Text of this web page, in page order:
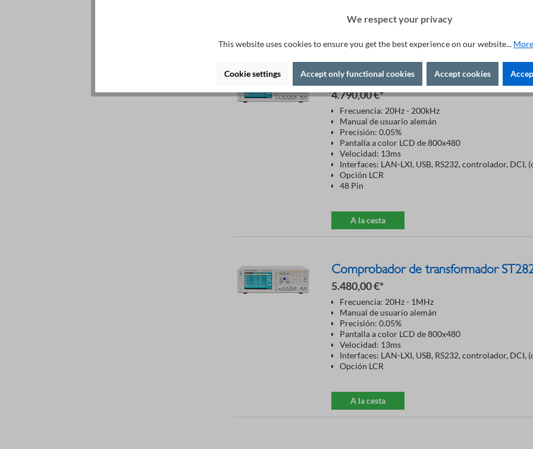
Comprobador de transformador
4.790,00 €*
Frecuencia: 20Hz - 200kHz
Manual de usuario alemán
Precisión: 0.05%
Pantalla a color LCD de 800x480
Velocidad: 13ms
Interfaces: LAN-LXI, USB, RS232, controlador, DCI,
Opción LCR
48 Pin
A la cesta
Comprobador de transformador
5.480,00 €*
Frecuencia: 20Hz - 1MHz
Manual de usuario alemán
Precisión: 0.05%
Pantalla a color LCD de 800x480
Velocidad: 13ms
Interfaces: LAN-LXI, USB, RS232, controlador, DCI,
Opción LCR
A la cesta
We respect your privacy
This website uses cookies to ensure you get the best experience on our website...
Cookie settings Accept only functional cookies Accept cookies